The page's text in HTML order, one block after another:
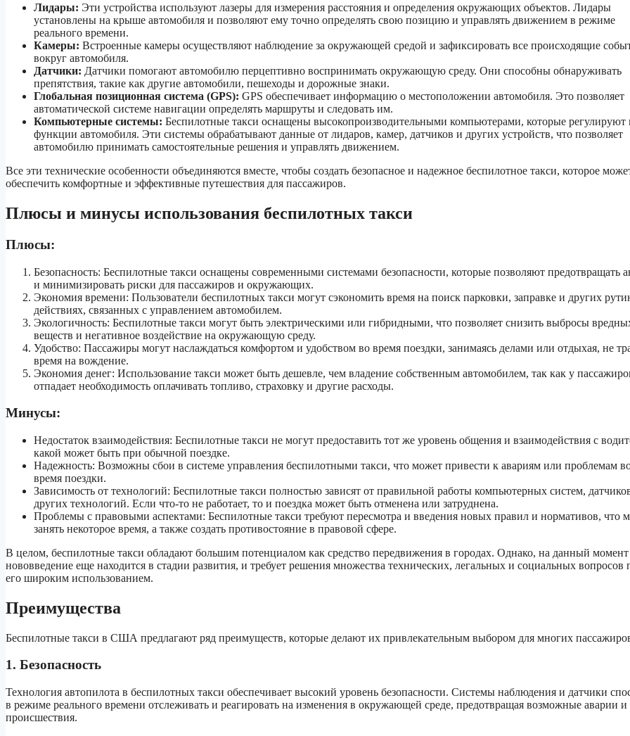
Лидары: Эти устройства используют лазеры для измерения расстояния и определения окружающих объектов. Лидары
установлены на крыше автомобиля и позволяют ему точно определять свою позицию и управлять движением в режиме
реального времени.
Камеры: Встроенные камеры осуществляют наблюдение за окружающей средой и зафиксировать все происходящие
вокруг автомобиля.
Датчики: Датчики помогают автомобилю перцептивно воспринимать окружающую среду. Они способны обнаруживать
препятствия, такие как другие автомобили, пешеходы и дорожные знаки.
Глобальная позиционная система (GPS): GPS обеспечивает информацию о местоположении автомобиля. Это позволяет
автоматической системе навигации определять маршруты и следовать им.
Компьютерные системы: Беспилотные такси оснащены высокопроизводительными компьютерами, которые регулируют
функции автомобиля. Эти системы обрабатывают данные от лидаров, камер, датчиков и других устройств, что позволяет
автомобилю принимать самостоятельные решения и управлять движением.
Все эти технические особенности объединяются вместе, чтобы создать безопасное и надежное беспилотное такси, которое
обеспечить комфортные и эффективные путешествия для пассажиров.
Плюсы и минусы использования беспилотных такси
Плюсы:
Безопасность: Беспилотные такси оснащены современными системами безопасности, которые позволяют предотвращать
и минимизировать риски для пассажиров и окружающих.
Экономия времени: Пользователи беспилотных такси могут сэкономить время на поиск парковки, заправке и других
действиях, связанных с управлением автомобилем.
Экологичность: Беспилотные такси могут быть электрическими или гибридными, что позволяет снизить выбросы
веществ и негативное воздействие на окружающую среду.
Удобство: Пассажиры могут наслаждаться комфортом и удобством во время поездки, занимаясь делами или отдыхая, не
время на вождение.
Экономия денег: Использование такси может быть дешевле, чем владение собственным автомобилем, так как у
отпадает необходимость оплачивать топливо, страховку и другие расходы.
Минусы:
Недостаток взаимодействия: Беспилотные такси не могут предоставить тот же уровень общения и взаимодействия с
какой может быть при обычной поездке.
Надежность: Возможны сбои в системе управления беспилотными такси, что может привести к авариям или проблемам
время поездки.
Зависимость от технологий: Беспилотные такси полностью зависят от правильной работы компьютерных систем,
других технологий. Если что-то не работает, то и поездка может быть отменена или затруднена.
Проблемы с правовыми аспектами: Беспилотные такси требуют пересмотра и введения новых правил и нормативов, что
занять некоторое время, а также создать противостояние в правовой сфере.
В целом, беспилотные такси обладают большим потенциалом как средство передвижения в городах. Однако, на данный момент
нововведение еще находится в стадии развития, и требует решения множества технических, легальных и социальных вопросов
его широким использованием.
Преимущества
Беспилотные такси в США предлагают ряд преимуществ, которые делают их привлекательным выбором для многих
1. Безопасность
Технология автопилота в беспилотных такси обеспечивает высокий уровень безопасности. Системы наблюдения и датчики
в режиме реального времени отслеживать и реагировать на изменения в окружающей среде, предотвращая возможные аварии и
происшествия.